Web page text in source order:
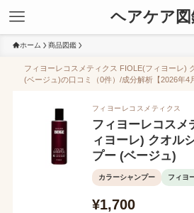
ヘアケア図
ホーム 商品図鑑
フィヨーレコスメティクス FIOLE(フィヨーレ)
(ベージュ)の口コミ（0件）/成分解析【2026年4
フィヨーレコスメティクス
フィヨーレコスメ
ィヨーレ) クオル
プー (ベージュ)
カラーシャンプー フィヨ
¥1,700